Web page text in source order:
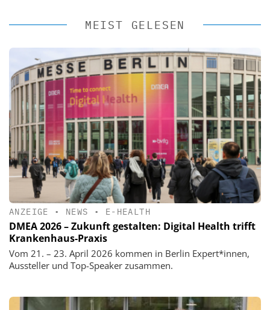
MEIST GELESEN
ANZEIGE • NEWS • E-HEALTH
DMEA 2026 – Zukunft gestalten: Digital Health trifft
Krankenhaus-Praxis
Vom 21. – 23. April 2026 kommen in Berlin Expert*innen,
Aussteller und Top-Speaker zusammen.